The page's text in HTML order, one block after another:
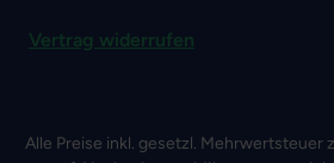
Vertrag widerrufen
Alle Preise inkl. gesetzl. Mehrwertsteuer